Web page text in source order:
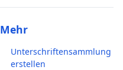
Mehr
Unterschriftensammlung
erstellen